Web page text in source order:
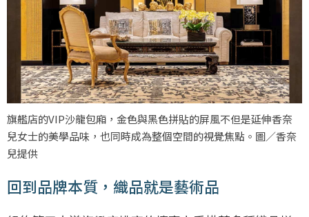
旗艦店的VIP沙龍包廂，金色與黑色拼貼的屏風不但是延伸香奈
兒女士的美學品味，也同時成為整個空間的視覺焦點。圖／香奈
兒提供
回到品牌本質，織品就是藝術品